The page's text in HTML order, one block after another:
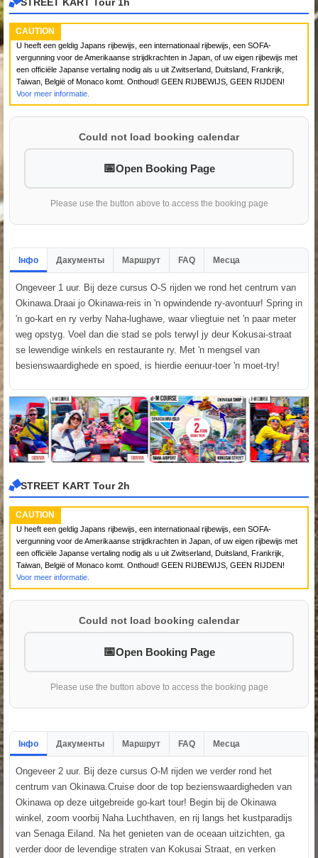
CAUTION
U heeft een geldig Japans rijbewijs, een internationaal rijbewijs, een SOFA-
vergunning voor de Amerikaanse strijdkrachten in Japan, of uw eigen rijbewijs met
een officiële Japanse vertaling nodig als u uit Zwitserland, Duitsland, Frankrijk,
Taiwan, België of Monaco komt. Onthoud! GEEN RIJBEWIJS, GEEN RIJDEN!
Voor meer informatie.
Could not load booking calendar
Open Booking Page
Please use the button above to access the booking page
Інфо Дакументы Маршрут FAQ Месца
Ongeveer 1 uur. Bij deze cursus O-S rijden we rond het centrum van
Okinawa.Draai jo Okinawa-reis in 'n opwindende ry-avontuur! Spring in
'n go-kart en ry verby Naha-lughawe, waar vliegtuie net 'n paar meter
weg opstyg. Voel dan die stad se pols terwyl jy deur Kokusai-straat
se lewendige winkels en restaurante ry. Met 'n mengsel van
besienswaardighede en spoed, is hierdie eenuur-toer 'n moet-try!
STREET KART Tour 2h
CAUTION
U heeft een geldig Japans rijbewijs, een internationaal rijbewijs, een SOFA-
vergunning voor de Amerikaanse strijdkrachten in Japan, of uw eigen rijbewijs met
een officiële Japanse vertaling nodig als u uit Zwitserland, Duitsland, Frankrijk,
Taiwan, België of Monaco komt. Onthoud! GEEN RIJBEWIJS, GEEN RIJDEN!
Voor meer informatie.
Could not load booking calendar
Open Booking Page
Please use the button above to access the booking page
Інфо Дакументы Маршрут FAQ Месца
Ongeveer 2 uur. Bij deze cursus O-M rijden we verder rond het
centrum van Okinawa.Cruise door de top bezienswaardigheden van
Okinawa op deze uitgebreide go-kart tour! Begin bij de Okinawa
winkel, zoom voorbij Naha Luchthaven, en rij langs het kustparadijs
van Senaga Eiland. Na het genieten van de oceaan uitzichten, ga
verder door de levendige straten van Kokusai Straat, en verken